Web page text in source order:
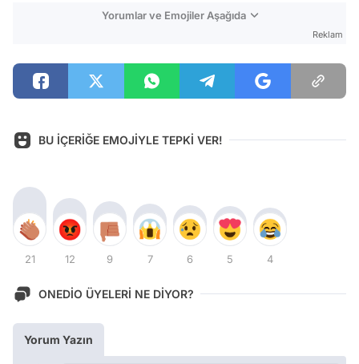
Yorumlar ve Emojiler Aşağıda
Reklam
BU İÇERİĞE EMOJİYLE TEPKİ VER!
21 12 9 7 6 5 4
ONEDİO ÜYELERİ NE DİYOR?
Yorum Yazın